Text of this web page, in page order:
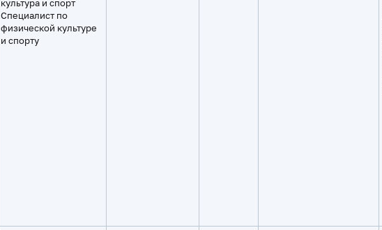
культура и спорт
Специалист по
физической культуре
и спорту